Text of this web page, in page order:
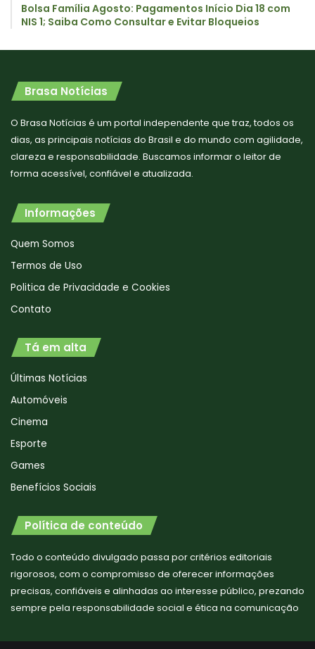
Bolsa Família Agosto: Pagamentos Início Dia 18 com
NIS 1; Saiba Como Consultar e Evitar Bloqueios
Brasa Notícias
O Brasa Notícias é um portal independente que traz, todos os
dias, as principais notícias do Brasil e do mundo com agilidade,
clareza e responsabilidade. Buscamos informar o leitor de
forma acessível, confiável e atualizada.
Informações
Quem Somos
Termos de Uso
Politica de Privacidade e Cookies
Contato
Tá em alta
Últimas Notícias
Automóveis
Cinema
Esporte
Games
Benefícios Sociais
Política de conteúdo
Todo o conteúdo divulgado passa por critérios editoriais
rigorosos, com o compromisso de oferecer informações
precisas, confiáveis e alinhadas ao interesse público, prezando
sempre pela responsabilidade social e ética na comunicação